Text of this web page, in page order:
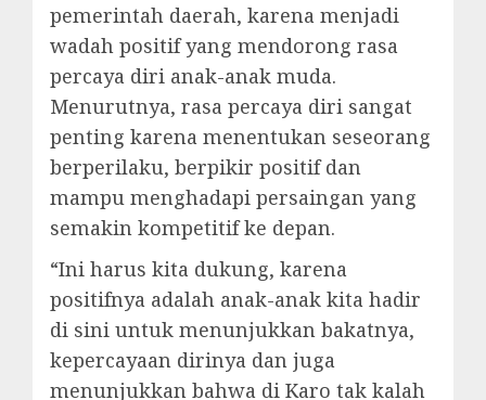
pemerintah daerah, karena menjadi
wadah positif yang mendorong rasa
percaya diri anak-anak muda.
Menurutnya, rasa percaya diri sangat
penting karena menentukan seseorang
berperilaku, berpikir positif dan
mampu menghadapi persaingan yang
semakin kompetitif ke depan.
“Ini harus kita dukung, karena
positifnya adalah anak-anak kita hadir
di sini untuk menunjukkan bakatnya,
kepercayaan dirinya dan juga
menunjukkan bahwa di Karo tak kalah